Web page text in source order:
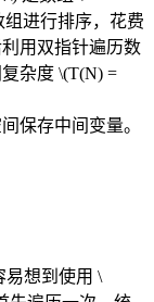
进行排序，花费
用双指针遍历数
杂度 \(T(N) =
保存中间变量。
想到使用 \